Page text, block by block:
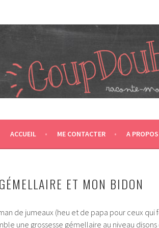
CA NOUS PROPULSE SUPER MAMAN!
ACCUEIL ME CONTACTER A PROPOS
ET MON BIDON
de jumeaux (heu et de papa pour ceux qui
une grossesse gémellaire au niveau